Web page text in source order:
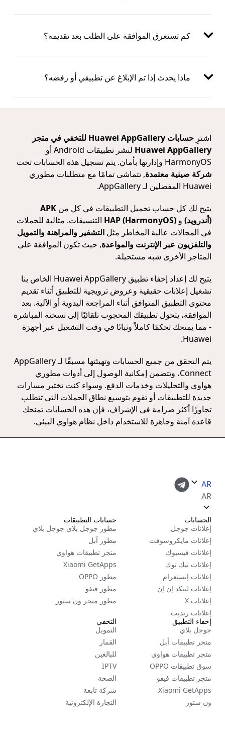
كم تستغرق الموافقة على الطلب بعد تقديمه؟
ماذا يحدث إذا تم الإبلاغ عن تطبيقي أو رفضه؟
اشترِ
حسابات Huawei AppGallery للتخفي في متجر
Huawei AppGallery
لنشر تطبيقات Android أو
HarmonyOS وإدارتها بأمان. يتم تسجيل هذه الحسابات تحت
شركة صينية معتمدة, تتماشى تمامًا مع متطلبات مطوري
Huawei المفضلين لـ AppGallery.
يتيح لك كل حساب تحميل التطبيقات في كل من APK
(أندرويد)و HAP (HarmonyOS) التنسيقات. مثالية للحملات
في المجالات عالية المخاطر مثل التشفير والمراهنة والتمويل
والتلفزيون عبر الإنترنت والمواعدة, حيث تكون الموافقة على
المتاجر الأخرى شبه مستحيلة.
يتيح لك إعداد إخفاء تطبيق Huawei AppGallery الخاص بنا
تشغيل إعلانات حقيقية وعروض ترويجية للتطبيق أثناء تقديم
محتوى التطبيق المتوافق أثناء المراجعة اليدوية أو الآلية. بعد
الموافقة، يتحول تطبيقك المحجوب تلقائيًا إلى نسخته المباشرة
- مما يمنحك تحكمًا كاملاً وثباتًا في وقت التشغيل عبر أجهزة
Huawei.
يتم التحقق من جميع الحسابات وتهيئتها مسبقًا لـ AppGallery
Connect، وتتضمن إمكانية الوصول إلى أدوات مطوري
هواوي والتحليلات وخدمات الدفع. وسواء كنت تختبر مسارات
جديدة للتطبيقات أو تقوم بتوسيع نطاق الحملات التي تتطلب
تجاوزًا أكثر صرامة في الإشراف، فإن هذه الحسابات تمنحك
قاعدة آمنة وجاهزة للاستخدام داخل نظام هواوي البيئي.
AR
AR
الحسابات
إعلانات جوجل
إعلانات مايكروسوفت
إعلانات فيسبوك
إعلانات تيك توك
إعلانات إنستغرام
إعلانات لينكد إن إن
إعلانات X
إعلانات ريديت
التخفي
التمويل
القمار
للبالغين
IPTV
الصحة
شركة تابعة
التجارة الإلكترونية
حسابات التطبيقات
مطور جوجل بلاي جوجل بلاي
مطور آبل
متجر تطبيقات هواوي
Xiaomi GetApps
مطور OPPO
مطور فيفو
مطور متجر ون ستور
إخفاء التطبيق
جوجل بلاي
متجر تطبيقات أبل
متجر تطبيقات هواوي
سوق تطبيقات OPPO
متجر تطبيقات فيفو
Xiaomi GetApps
ون ستور